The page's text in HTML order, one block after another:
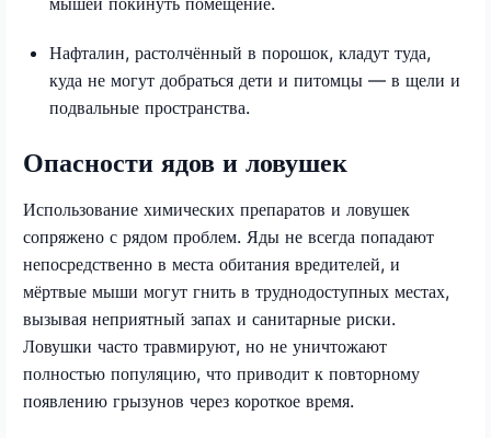
Нафталин, растолчённый в порошок, кладут туда,
куда не могут добраться дети и питомцы — в щели и
подвальные пространства.
Опасности ядов и ловушек
Использование химических препаратов и ловушек
сопряжено с рядом проблем. Яды не всегда попадают
непосредственно в места обитания вредителей, и
мёртвые мыши могут гнить в труднодоступных местах,
вызывая неприятный запах и санитарные риски.
Ловушки часто травмируют, но не уничтожают
полностью популяцию, что приводит к повторному
появлению грызунов через короткое время.